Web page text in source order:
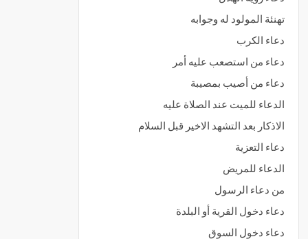
تهنئة المولود له وجوابه
دعاء الكرب
دعاء من استصعب عليه أمر
دعاء من أصيب بمصيبة
الدعاء للميت عند الصلاة عليه
الاذكار بعد التشهد الاخير قبل السلام
دعاء التعزية
الدعاء للمريض
من دعاء الرسول
دعاء دخول القرية أو البلدة
دعاء دخول السوق